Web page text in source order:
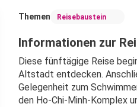
Themen Reisebaustein
Informationen zur
Diese fünftägige Reise
Altstadt entdecken.
Gelegenheit zum
den Ho-Chi-Minh-Komplex